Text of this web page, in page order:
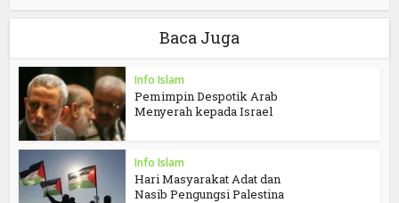
Baca Juga
Info Islam
Pemimpin Despotik Arab
Menyerah kepada Israel
Info Islam
Hari Masyarakat Adat dan
Nasib Pengungsi Palestina